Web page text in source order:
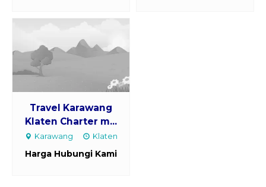
Travel Karawang
Klaten Charter m...
Karawang Klaten
Harga Hubungi Kami